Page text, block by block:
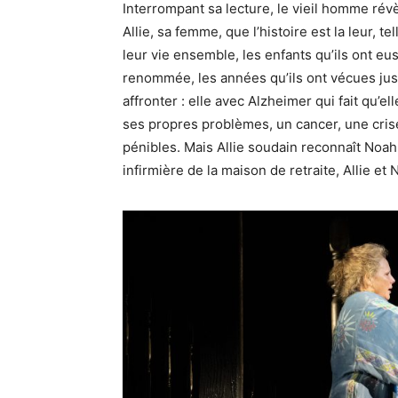
Interrompant sa lecture, le vieil homme
Allie, sa femme, que l’histoire est la leur,
leur vie ensemble, les enfants qu’ils ont
renommée, les années qu’ils ont vécues
affronter : elle avec Alzheimer qui fait
ses propres problèmes, un cancer, une
pénibles. Mais Allie soudain reconnaît
infirmière de la maison de retraite, Allie et